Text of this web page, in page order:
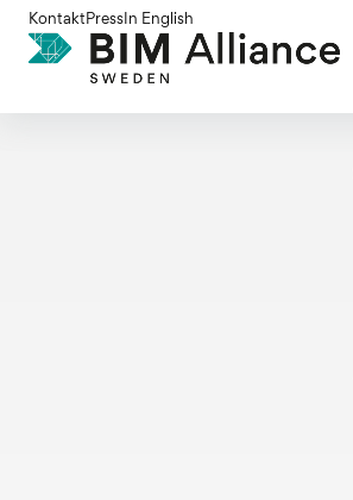
innehållet
Kontakt Press In English